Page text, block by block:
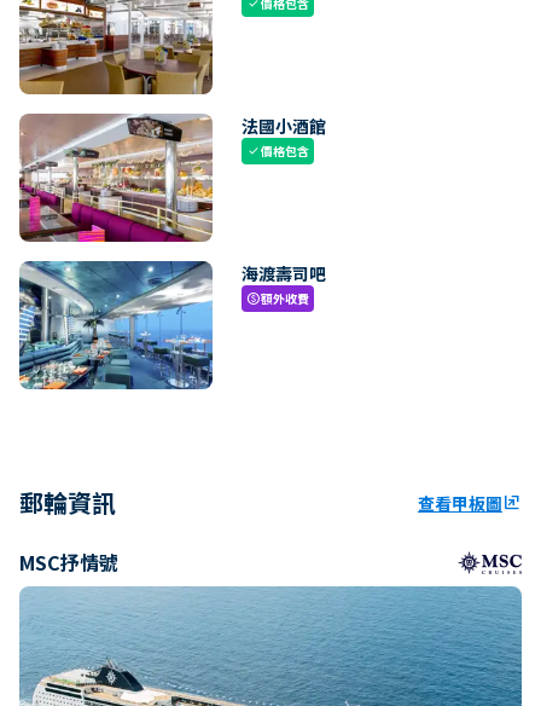
check
法國小酒館
check價格包含
海渡壽司吧
paid額外收費
郵輪資訊 查看甲板圖ungroup
MSC抒情號